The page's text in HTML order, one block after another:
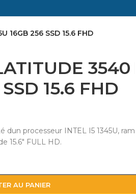
16GB 256 SSD 15.6 FHD
3540
15.6 FHD
dun processeur INTEL I5 1345U,
15.6″ FULL HD.
AU PANIER